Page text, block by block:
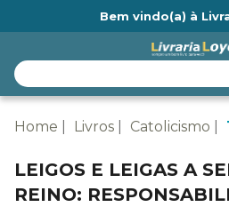
Bem vindo(a) à
Home Livros Catolicismo
LEIGOS E LEIGAS A
REINO: